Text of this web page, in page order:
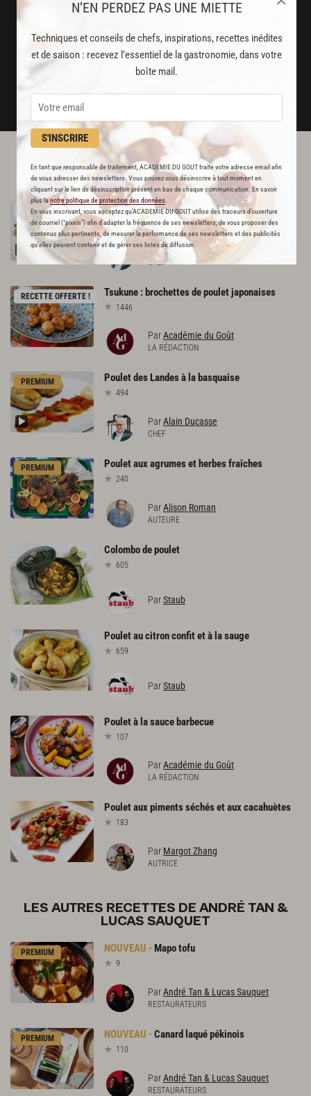
N’EN PERDEZ PAS UNE MIETTE
Techniques et conseils de chefs, inspirations, recettes inédites
et de saison : recevez l’essentiel de la gastronomie, dans votre
boîte mail.
S'INSCRIRE
En tant que responsable de traitement, ACADEMIE DU GOUT traite votre adresse email afin
de vous adresser des newsletters. Vous pouvez vous désinscrire à tout moment en
cliquant sur le lien de désinscription présent en bas de chaque communication. En savoir
plus lanotre politique de protection des données
En vous inscrivant, vous acceptez qu'ACADEMIE DU GOUT utilise des traceurs d’ouverture
de courriel (“pixels”) afin d’adapter la fréquence de ses newsletters, de vous proposer des
contenus plus pertinents, de mesurer la performance de ses newsletters et des publicités
qu’elles peuvent contenir et de gérer ses listes de diffusion.
Stop pub
un service garanti sans publicité
JE M'ABONNE
DÉJÀ ABONNÉ(E) ? JE ME CONNECTE
L'ACADÉMIE DU GOÛT VOUS
RECOMMANDE
RECETTE OFFERTE ! Pouletaucurry, lait de coco,riz
1688
ParAlain Ducasse
CHEF
RECETTE OFFERTE ! Tsukune : brochettesdepouletjaponaises
1446
ParAcadémie du Goût
LA RÉDACTION
PREMIUM Pouletdes Landesà la basquaise
494
ParAlain Ducasse
CHEF
PREMIUM Pouletauxagrumeset herbesfraîches
240
ParAlison Roman
AUTEURE
Colombodepoulet
605
ParStaub
Pouletaucitronconfitetà lasauge
659
ParStaub
Pouletà lasauce barbecue
107
ParAcadémie du Goût
LA RÉDACTION
Pouletauxpimentsséchésetauxcacahuètes
183
Par Margot Zhang
AUTRICE
LES AUTRES RECETTES DE ANDRÉ TAN &
LUCAS SAUQUET
PREMIUM Mapotofu
9
ParAndré Tan & Lucas Sauquet
RESTAURATEURS
PREMIUM Canard laquépékinois
110
ParAndré Tan & Lucas Sauquet
RESTAURATEURS